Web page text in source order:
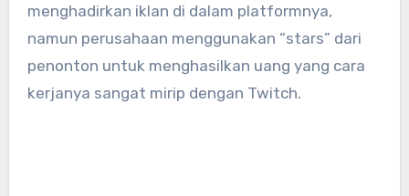
menghadirkan iklan di dalam platformnya,
namun perusahaan menggunakan “stars” dari
penonton untuk menghasilkan uang yang cara
kerjanya sangat mirip dengan Twitch.